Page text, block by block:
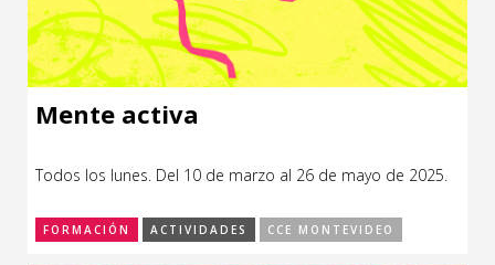
Mente activa
Todos los lunes. Del 10 de marzo al 26 de mayo de 2025.
FORMACIÓN ACTIVIDADES CCE MONTEVIDEO